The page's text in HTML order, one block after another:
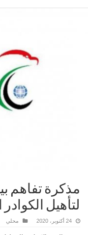
مذكرة تفاهم
لتأهيل الكوادر
24 أكتوبر، 2020 محلي